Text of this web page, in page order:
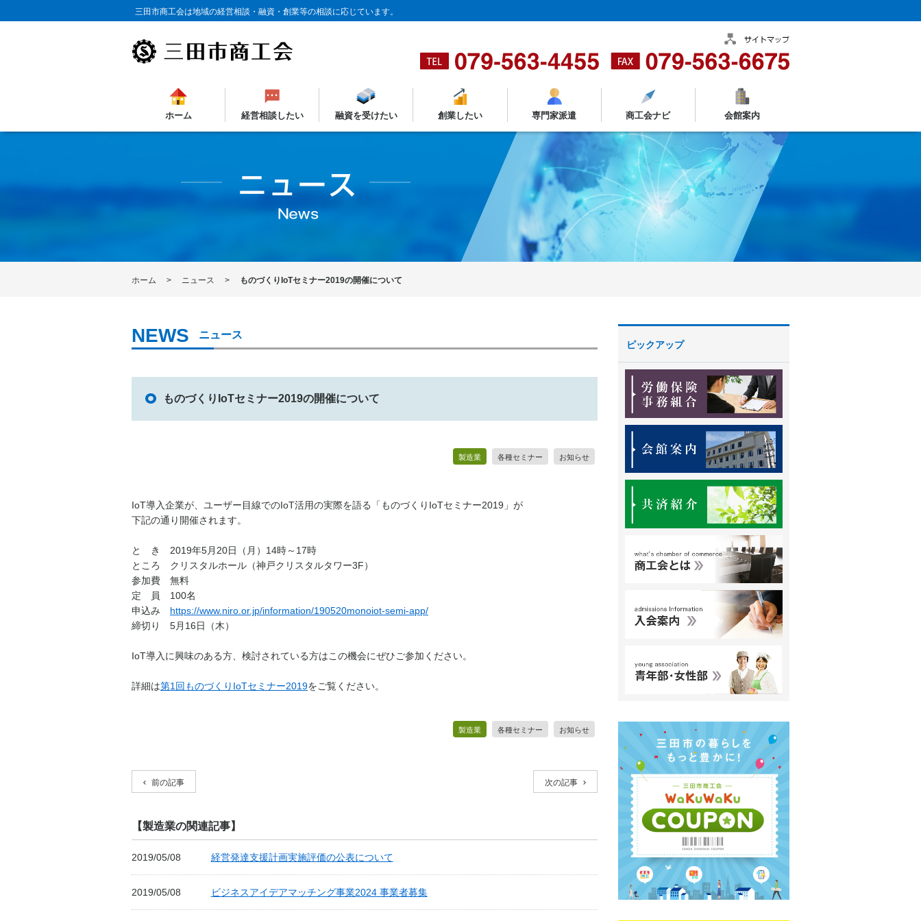
三田市商工会は地域の経営相談・融資・創業等の相談に応じています。
ホーム 経営相談したい 融資を受けたい 創業したい 専門家派遣 商工会ナビ 会館案内
ホーム ニュース ものづくりIoTセミナー2019の開催について
ニュース
ものづくりIoTセミナー2019の開催について
製造業 各種セミナー お知らせ
IoT導入企業が、ユーザー目線でのIoT活用の実際を語る「ものづくりIoTセミナー2019」が
下記の通り開催されます。
と き 2019年5月20日（月）14時～17時
ところ クリスタルホール（神戸クリスタルタワー3F）
参加費 無料
定 員 100名
申込み https://www.niro.or.jp/information/190520monoiot-semi-app/
締切り 5月16日（木）
IoT導入に興味のある方、検討されている方はこの機会にぜひご参加ください。
詳細は第1回ものづくりIoTセミナー2019をご覧ください。
製造業 各種セミナー お知らせ
前の記事 次の記事
【製造業の関連記事】
2019/05/08 経営発達支援計画実施評価の公表について
2019/05/08 ビジネスアイデアマッチング事業2024 事業者募集
ピックアップ